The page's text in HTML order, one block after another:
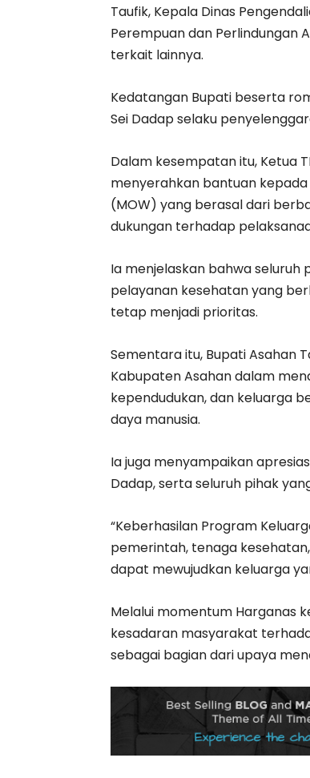
Taufik, Kepala Dinas
Perempuan dan Perlindungan
terkait lainnya.
Kedatangan Bupati beserta
Sei Dadap selaku
Dalam kesempatan itu, Ketua
menyerahkan bantuan
(MOW) yang berasal dari
dukungan terhadap
Ia menjelaskan bahwa seluruh
pelayanan kesehatan yang
tetap menjadi prioritas.
Sementara itu, Bupati Asahan
Kabupaten Asahan dalam
kependudukan, dan keluarga
daya manusia.
Ia juga menyampaikan
Dadap, serta seluruh pihak
“Keberhasilan Program
pemerintah, tenaga
dapat mewujudkan keluarga
Melalui momentum Harganas
kesadaran masyarakat
sebagai bagian dari upaya